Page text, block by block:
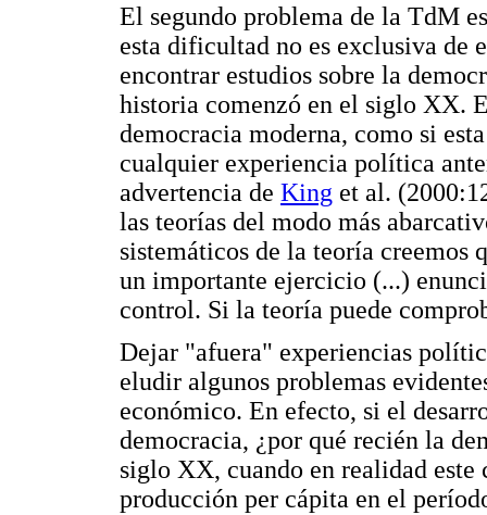
El segundo problema de la TdM
esta dificultad no es exclusiva de
encontrar estudios sobre la
historia comenzó en el siglo XX.
democracia moderna, como si
cualquier experiencia política
advertencia de King et al.
las teorías del modo más
sistemáticos de la teoría creemos
un importante ejercicio (...)
control. Si la teoría puede
Dejar "afuera" experiencias
eludir algunos problemas
económico. En efecto, si el
democracia, ¿por qué recién la
siglo XX, cuando en realidad
producción per cápita en el